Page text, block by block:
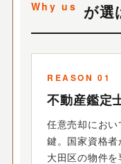
が選
REASON 01
不動産鑑定
任意売却にお
鍵。国家資格者
大田区の物件